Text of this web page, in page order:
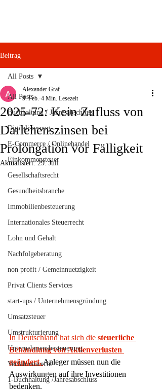
Beitrag
All Posts
Buchhaltung / Jahresabschluss
Digitalisierung
E-Commerce / Onlinehandel
Einkommensteuer
Gesellschaftsrecht
Gesundheitsbranche
Immobilienbesteuerung
Internationales Steuerrecht
Lohn und Gehalt
Nachfolgeberatung
non profit / Gemeinnuetzigkeit
Privat Clients Services
start-ups / Unternehmensgründung
Umsatzsteuer
Umstrukturierung
Unternehmensbesteuerung
Verfahrensrecht
1-Buchhaltung /Jahresabschluss
All Posts
2025-72: Kein Zufluss von
Darlehenszinsen bei
Prolongation vor Fälligkeit
Alexander Graf
9. Feb. 4 Min. Lesezeit
Aktualisiert:29. Juli
In Deutschland hat sich die steuerliche
Behandlung von Aktienverlusten
geändert.Anleger müssen nun die
Auswirkungen auf ihre Investitionen
bedenken.